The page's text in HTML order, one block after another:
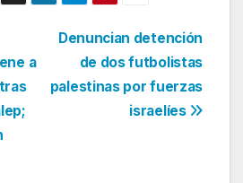
Denuncian detención
de dos futbolistas
palestinas por fuerzas
israelíes
a